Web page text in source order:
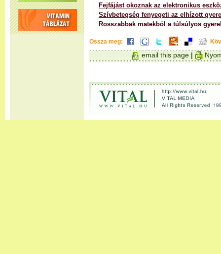
Fejfájást okoznak az elektronikus
Szívbetegség fenyegeti az elhízott
Rosszabbak matekból a túlsúlyos
Ossza meg:
email this page |